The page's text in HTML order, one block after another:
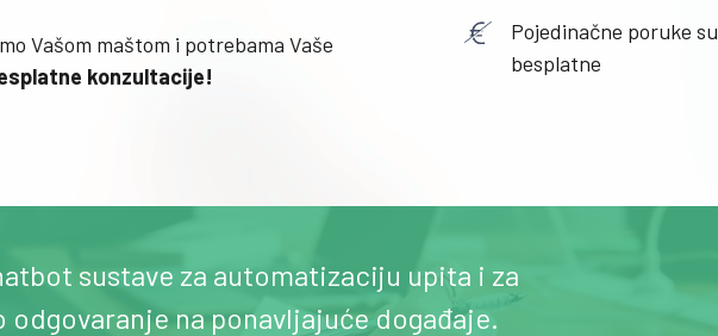
Vašom maštom i potrebama Vaše
konzultacije!
Pojedinačne poruke su
besplatne
sustave za automatizaciju upita i za
odgovaranje na ponavljajuće događaje.